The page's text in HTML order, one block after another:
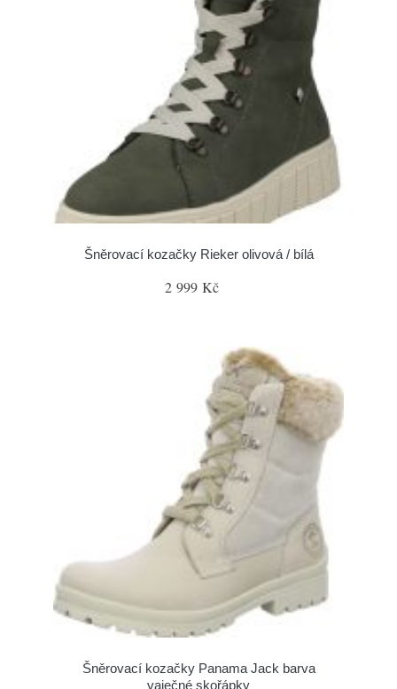
Šněrovací kozačky Rieker olivová / bílá
2 999 Kč
Šněrovací kozačky Panama Jack barva
vaječné skořápky